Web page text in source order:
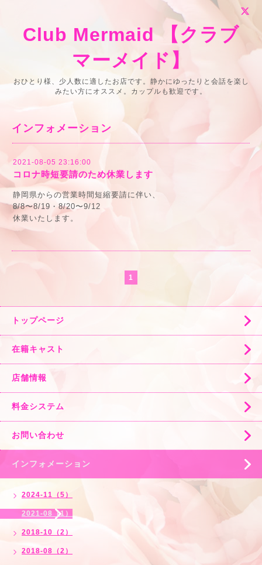
Club Mermaid 【クラブ
マーメイド】
おひとり様、少人数に適したお店です。静かにゆったりと会話を楽し
みたい方にオススメ。カップルも歓迎です。
インフォメーション
2021-08-05 23:16:00
コロナ時短要請のため休業します
静岡県からの営業時間短縮要請に伴い、
8/8〜8/19・8/20〜9/12
休業いたします。
1
トップページ
在籍キャスト
店舗情報
料金システム
お問い合わせ
インフォメーション
2024-11（5）
2021-08（1）
2018-10（2）
2018-08（2）